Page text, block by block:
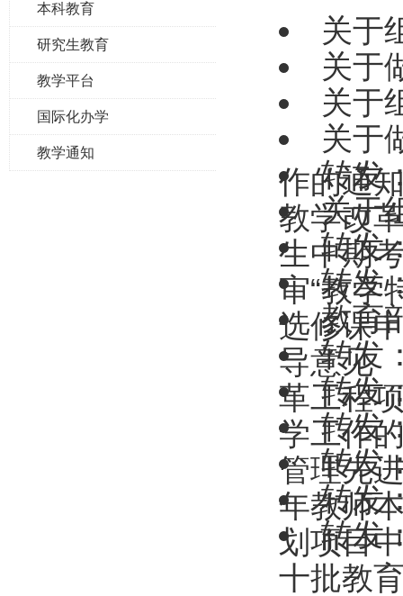
本科教育
研究生教育
教学平台
国际化办学
教学通知
关于
关于
关于
关于
作的通
转发
教学改
关于
生中期
转发
审“教学
转发
选修课
教育
导意见
转发
革工程
转发
学工作
转发
管理先
转发
年教师
转发
划项目
转发
十批教